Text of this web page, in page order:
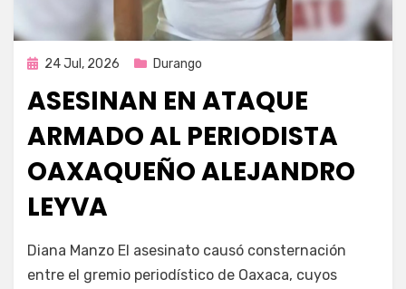
Publicada
24 Jul, 2026 Durango
ASESINAN EN ATAQUE
ARMADO AL PERIODISTA
OAXAQUEÑO ALEJANDRO
LEYVA
Fernando Miranda Servín
Diana Manzo El asesinato causó consternación
entre el gremio periodístico de Oaxaca, cuyos